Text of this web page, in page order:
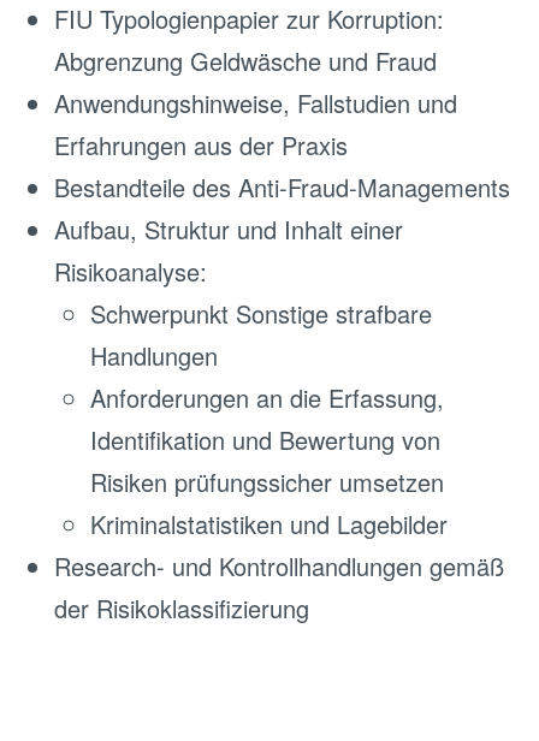
FIU Typologienpapier zur Korruption:
Abgrenzung Geldwäsche und Fraud
Anwendungshinweise, Fallstudien und
Erfahrungen aus der Praxis
Bestandteile des Anti-Fraud-Managements
Aufbau, Struktur und Inhalt einer
Risikoanalyse:
Schwerpunkt Sonstige strafbare
Handlungen
Anforderungen an die Erfassung,
Identifikation und Bewertung von
Risiken prüfungssicher umsetzen
Kriminalstatistiken und Lagebilder
Research- und Kontrollhandlungen gemäß
der Risikoklassifizierung